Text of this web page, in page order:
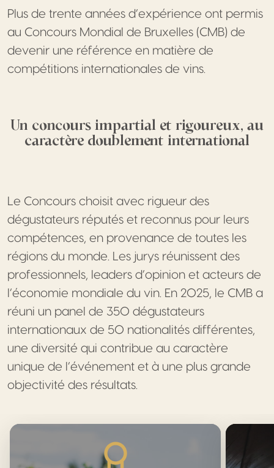
Plus de trente années d’expérience ont permis
au Concours Mondial de Bruxelles (CMB) de
devenir une référence en matière de
compétitions internationales de vins.
Un concours impartial et rigoureux, au
caractère doublement international
Le Concours choisit avec rigueur des
dégustateurs réputés et reconnus pour leurs
compétences, en provenance de toutes les
régions du monde. Les jurys réunissent des
professionnels, leaders d’opinion et acteurs de
l’économie mondiale du vin. En 2025, le CMB a
réuni un panel de 350 dégustateurs
internationaux de 50 nationalités différentes,
une diversité qui contribue au caractère
unique de l’événement et à une plus grande
objectivité des résultats.